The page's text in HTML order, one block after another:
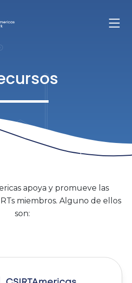
Main
apoya y promueve las
miembros. Alguno de ellos
son: